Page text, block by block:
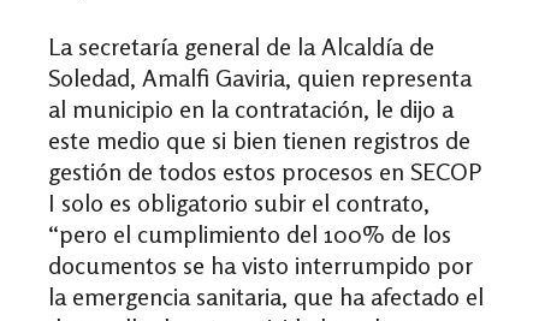
La secretaría general de la Alcaldía de
Soledad, Amalfi Gaviria, quien representa
al municipio en la contratación, le dijo a
este medio que si bien tienen registros de
gestión de todos estos procesos en SECOP
I solo es obligatorio subir el contrato,
“pero el cumplimiento del 100% de los
documentos se ha visto interrumpido por
la emergencia sanitaria, que ha afectado el